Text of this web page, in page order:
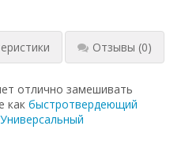
Отзывы (0)
отлично замешивать
как быстротвердеющий